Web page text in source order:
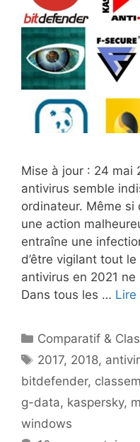
Mise à jour : 24 mai
antivirus semble
ordinateur. Même si
une action
entraîne une
d’être vigilant tout
antivirus en 2021
Dans tous les … Lire
Catégories
Comparatif &
Étiquettes
2017, 2018,
bitdefender,
g-data, kaspersky,
windows